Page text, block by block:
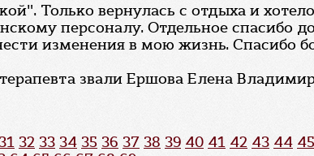
Только вернулась с отдыха и
персоналу. Отдельное спасибо
изменения в мою жизнь. Спасибо
звали Ершова Елена
31 32 33 34 35 36 37 38 39 40 41 42 43 44 45